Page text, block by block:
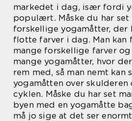
markedet i dag, især fordi
populært. Måske du har set
forskellige yogamåtter, der
flotte farver i dag. Man kan
mange forskellige farver og
mange yogamåtter, hvor
rem med, så man nemt kan
yogamåtten over
cyklen. Måske du har set
byen med en yogamåtte
må jo sige at det ser